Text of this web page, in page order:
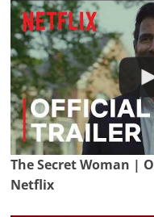
The Secret Woman |
Netflix